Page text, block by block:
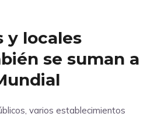
y locales
se suman a
varios establecimientos